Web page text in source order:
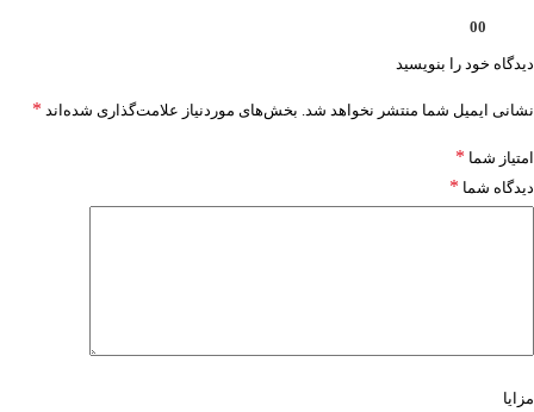
0
0
دیدگاه خود را بنویسید
نشانی ایمیل شما منتشر نخواهد شد. بخش‌های موردنیاز علامت‌گذاری شده‌اند *
امتیاز شما *
دیدگاه شما *
مزایا